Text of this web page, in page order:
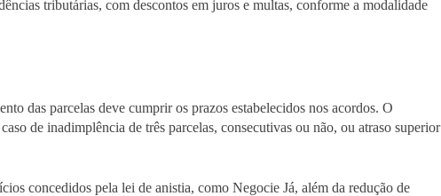
tributárias, com descontos em juros e multas, conforme a modalidade
das parcelas deve cumprir os prazos estabelecidos nos acordos. O
de inadimplência de três parcelas, consecutivas ou não, ou atraso superior
concedidos pela lei de anistia, como Negocie Já, além da redução de